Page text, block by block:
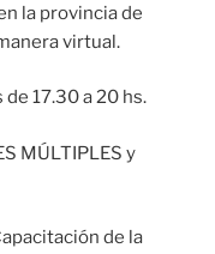
la provincia de
virtual.
de 17.30 a 20 hs.
MÚLTIPLES y
de la